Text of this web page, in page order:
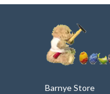
Barnye Store